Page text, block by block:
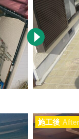
施工後 After